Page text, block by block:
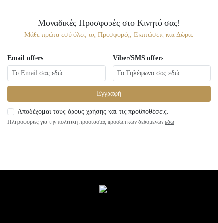
Μοναδικές Προσφορές στο Κινητό σας!
Μάθε πρώτα εσύ όλες τις Προσφορές, Εκπτώσεις και Δώρα.
Email offers Viber/SMS offers
Εγγραφή
Αποδέχομαι τους όρους χρήσης και τις προϋποθέσεις.
Πληροφορίες για την πολιτική προστασίας προσωπικών δεδομένων εδώ